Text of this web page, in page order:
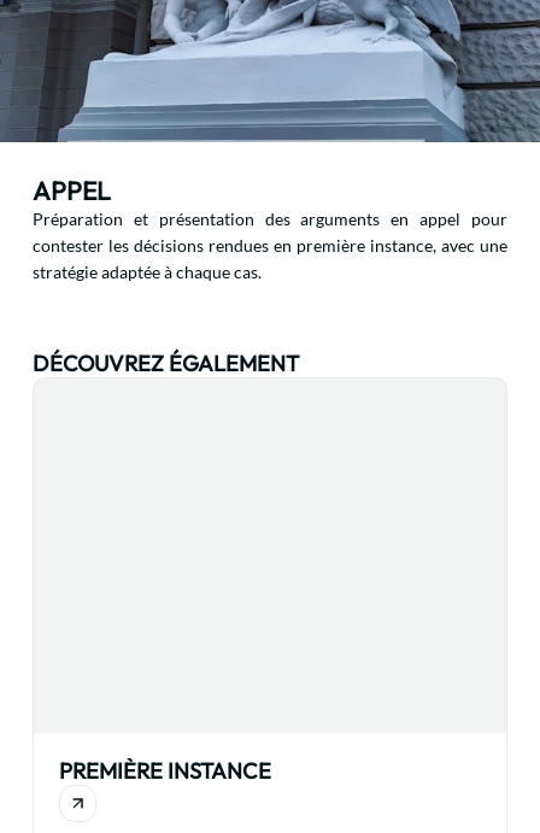
APPEL
Préparation et présentation des arguments en appel pour
contester les décisions rendues en première instance, avec une
stratégie adaptée à chaque cas.
DÉCOUVREZ ÉGALEMENT
PREMIÈRE INSTANCE